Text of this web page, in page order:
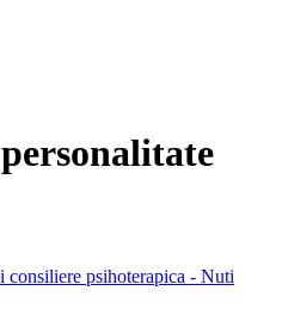
consiliere psihoterapica - Nuti